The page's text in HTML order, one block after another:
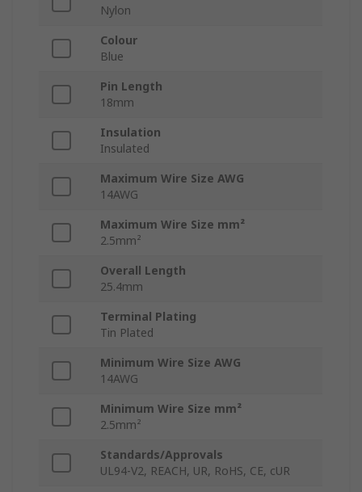
Nylon
Colour
Blue
Pin Length
18mm
Insulation
Insulated
Maximum Wire Size AWG
14AWG
Maximum Wire Size mm²
2.5mm²
Overall Length
25.4mm
Terminal Plating
Tin Plated
Minimum Wire Size AWG
14AWG
Minimum Wire Size mm²
2.5mm²
Standards/Approvals
UL94-V2, REACH, UR, RoHS, CE, cUR